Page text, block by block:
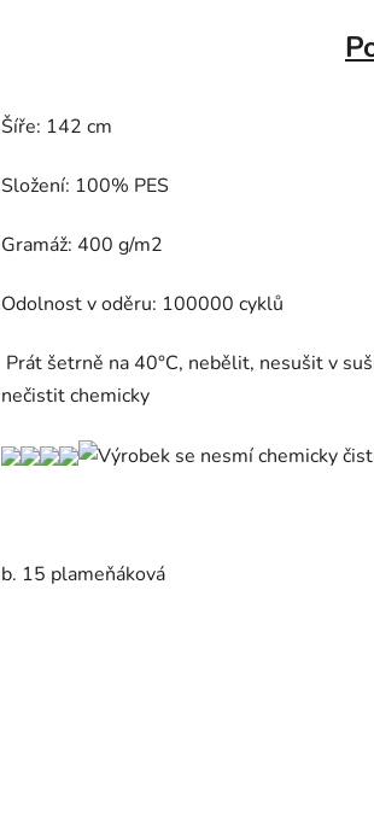
Šíře: 142 cm
Složení: 100% PES
Gramáž: 400 g/m2
Odolnost v oděru: 100000 cyklů
Prát šetrně na 40°C, nebělit, nesušit v
nečistit chemicky
b. 15 plameňáková